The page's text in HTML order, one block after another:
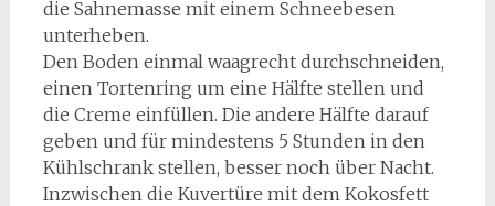
die Sahnemasse mit einem Schneebesen
unterheben.
Den Boden einmal waagrecht durchschneiden,
einen Tortenring um eine Hälfte stellen und
die Creme einfüllen. Die andere Hälfte darauf
geben und für mindestens 5 Stunden in den
Kühlschrank stellen, besser noch über Nacht.
Inzwischen die Kuvertüre mit dem Kokosfett